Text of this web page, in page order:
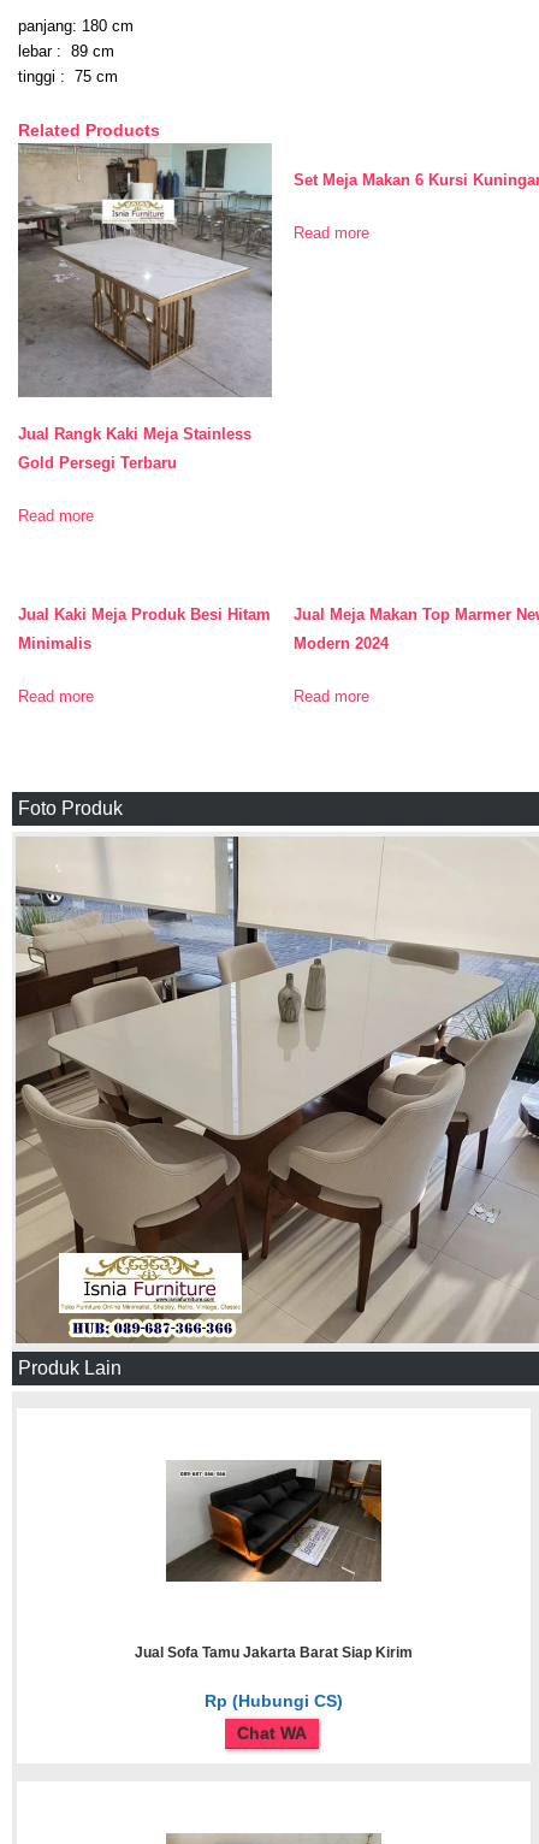
panjang: 180 cm
lebar : 89 cm
tinggi : 75 cm
Related Products
Jual Rangk Kaki Meja Stainless
Gold Persegi Terbaru
Read more
Set Meja Makan 6 Kursi
Read more
Jual Kaki Meja Produk Besi Hitam
Minimalis
Read more
Jual Meja Makan Top Marmer
Modern 2024
Read more
Foto Produk
Produk Lain
Jual Sofa Tamu Jakarta Barat Siap Kirim
Rp (Hubungi CS)
Chat WA